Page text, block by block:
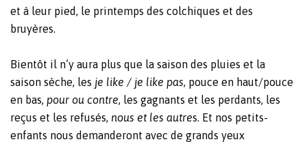
et à leur pied, le printemps des colchiques et des
bruyères.
Bientôt il n’y aura plus que la saison des pluies et la
saison sèche, les je like / je like pas, pouce en haut/pouce
en bas, pour ou contre, les gagnants et les perdants, les
reçus et les refusés, nous et les autres. Et nos petits-
enfants nous demanderont avec de grands yeux